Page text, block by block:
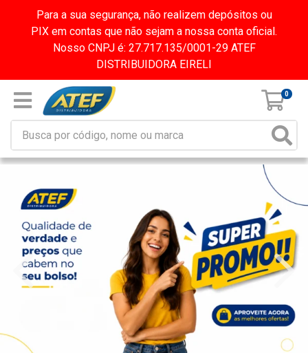
Para a sua segurança, não realizem depósitos ou
PIX em contas que não sejam a nossa conta oficial.
Nosso CNPJ é: 27.717.135/0001-29 ATEF
DISTRIBUIDORA EIRELI
0